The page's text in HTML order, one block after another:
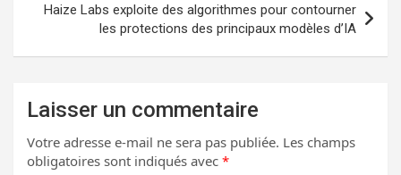
Haize Labs exploite des algorithmes pour contourner
les protections des principaux modèles d’IA
Laisser un commentaire
Votre adresse e-mail ne sera pas publiée. Les champs
obligatoires sont indiqués avec *